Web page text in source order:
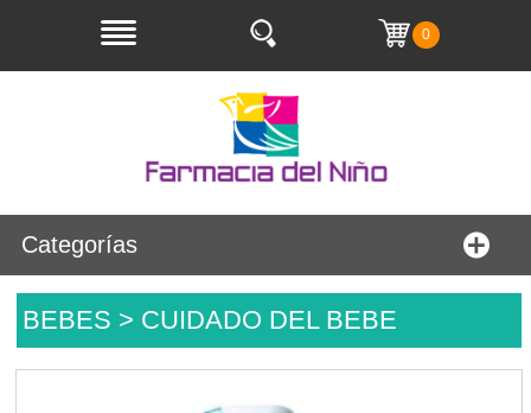
0
Categorías
BEBES > CUIDADO DEL BEBE